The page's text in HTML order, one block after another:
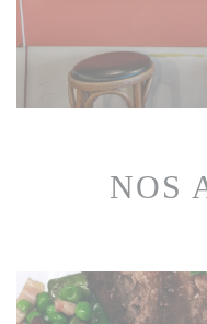
NOS